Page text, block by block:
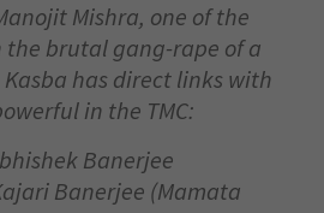
Mishra, one of the
the brutal gang-rape of a
has direct links with
in the TMC:
Banerjee
Banerjee (Mamata